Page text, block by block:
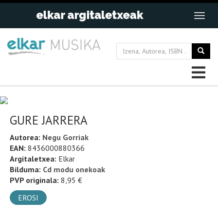
GURE JARRERA
Autorea: Negu Gorriak
EAN: 8436000880366
Argitaletxea: Elkar
Bilduma: Cd modu onekoak
PVP originala: 8,95 €
EROSI